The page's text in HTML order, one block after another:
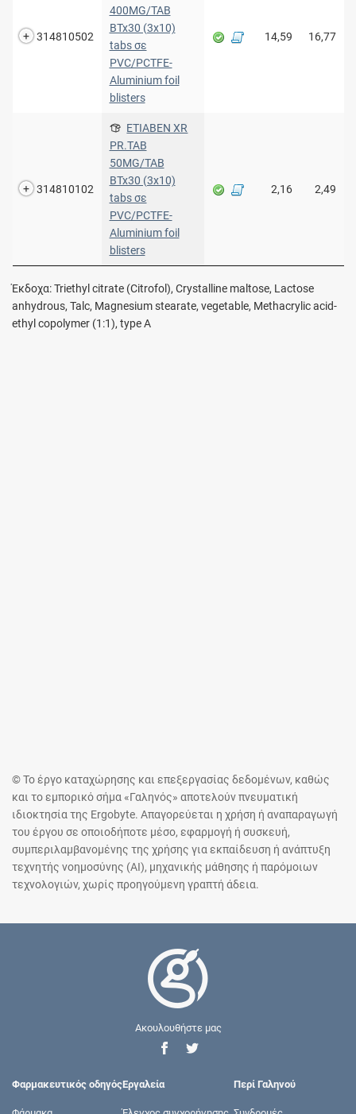
314810502
400MG/TAB
BTx30 (3x10)
tabs σε
PVC/PCTFE-
Aluminium foil
blisters
14,59 16,77
314810102
ETIABEN XR
PR.TAB
50MG/TAB
BTx30 (3x10)
tabs σε
PVC/PCTFE-
Aluminium foil
blisters
2,16 2,49
Έκδοχα: Triethyl citrate (Citrofol), Crystalline maltose, Lactose
anhydrous, Talc, Magnesium stearate, vegetable, Methacrylic acid-
ethyl copolymer (1:1), type A
© Το έργο καταχώρησης και επεξεργασίας δεδομένων, καθώς
και το εμπορικό σήμα «Γαληνός» αποτελούν πνευματική
ιδιοκτησία της Ergobyte. Απαγορεύεται η χρήση ή αναπαραγωγή
του έργου σε οποιοδήποτε μέσο, εφαρμογή ή συσκευή,
συμπεριλαμβανομένης της χρήσης για εκπαίδευση ή ανάπτυξη
τεχνητής νοημοσύνης (AI), μηχανικής μάθησης ή παρόμοιων
τεχνολογιών, χωρίς προηγούμενη γραπτή άδεια.
Ακουλουθήστε μας
Φαρμακευτικός οδηγόςΕργαλεία Περί Γαληνού